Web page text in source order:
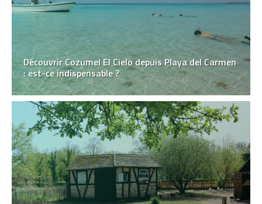
Découvrir Cozumel El Cielo depuis Playa del Carmen
: est-ce indispensable ?